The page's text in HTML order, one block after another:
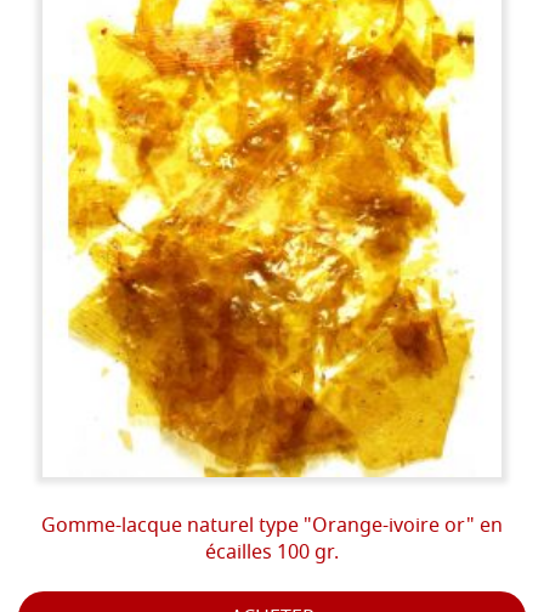
Gomme-lacque naturel type "Orange-ivoire or" en
écailles 100 gr.